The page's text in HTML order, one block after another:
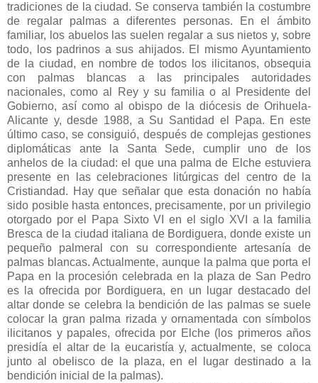
tradiciones de la ciudad. Se conserva también la costumbre
de regalar palmas a diferentes personas. En el ámbito
familiar, los abuelos las suelen regalar a sus nietos y, sobre
todo, los padrinos a sus ahijados. El mismo Ayuntamiento
de la ciudad, en nombre de todos los ilicitanos, obsequia
con palmas blancas a las principales autoridades
nacionales, como al Rey y su familia o al Presidente del
Gobierno, así como al obispo de la diócesis de Orihuela-
Alicante y, desde 1988, a Su Santidad el Papa. En este
último caso, se consiguió, después de complejas gestiones
diplomáticas ante la Santa Sede, cumplir uno de los
anhelos de la ciudad: el que una palma de Elche estuviera
presente en las celebraciones litúrgicas del centro de la
Cristiandad. Hay que señalar que esta donación no había
sido posible hasta entonces, precisamente, por un privilegio
otorgado por el Papa Sixto VI en el siglo XVI a la familia
Bresca de la ciudad italiana de Bordiguera, donde existe un
pequeño palmeral con su correspondiente artesanía de
palmas blancas. Actualmente, aunque la palma que porta el
Papa en la procesión celebrada en la plaza de San Pedro
es la ofrecida por Bordiguera, en un lugar destacado del
altar donde se celebra la bendición de las palmas se suele
colocar la gran palma rizada y ornamentada con símbolos
ilicitanos y papales, ofrecida por Elche (los primeros años
presidía el altar de la eucaristía y, actualmente, se coloca
junto al obelisco de la plaza, en el lugar destinado a la
bendición inicial de la palmas).